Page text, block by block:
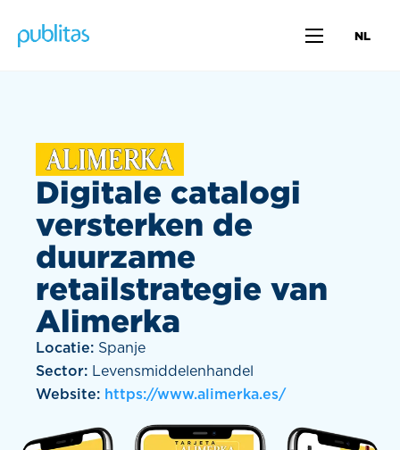
NL
Digitale catalogi
versterken de
duurzame
retailstrategie van
Alimerka
Locatie: Spanje
Sector: Levensmiddelenhandel
Website: https://www.alimerka.es/